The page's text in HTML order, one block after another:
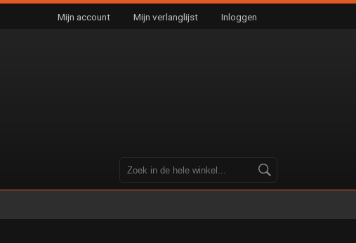
Mijn account Mijn verlanglijst Inloggen